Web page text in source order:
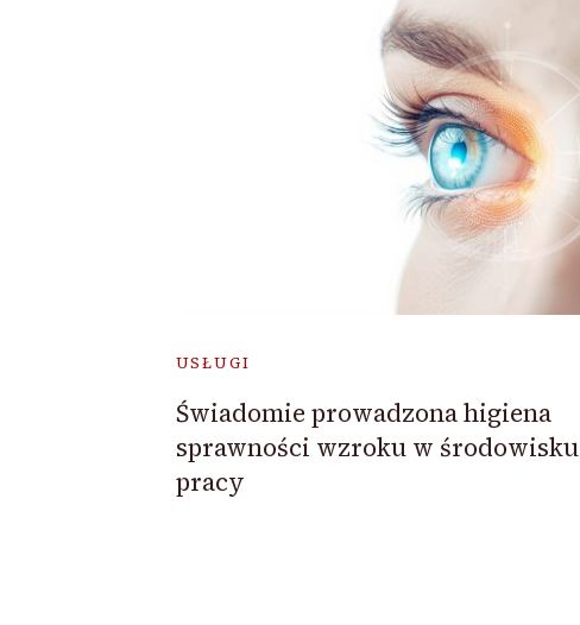
USŁUGI
Świadomie prowadzona higiena
sprawności wzroku w środowisku
pracy